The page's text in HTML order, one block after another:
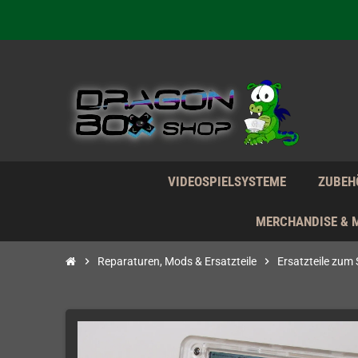
VIDEOSPIELSYSTEME
MERCHANDISE &
chevron_right Reparaturen, Mods & Ersatzteile chevron_right Ersatzteile zum